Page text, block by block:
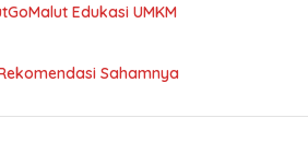
Edukasi UMKM
Sahamnya